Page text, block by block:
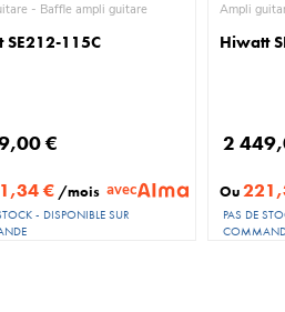
Ampli guitare - Baffle ampli guitare
SE212-115C
€
€ /mois avec
- DISPONIBLE SUR
Hiwatt
2
Ou
PAS DE